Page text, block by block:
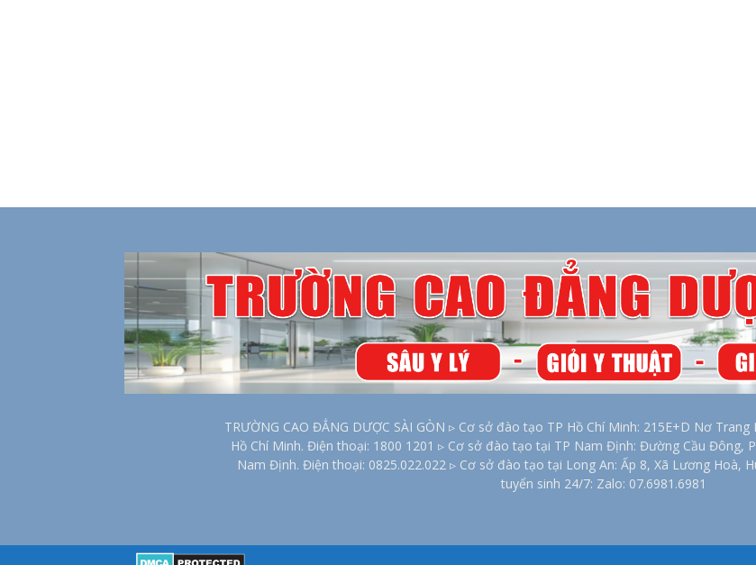
TRƯỜNG CAO ĐẲNG DƯỢC SÀI GÒN ▹ Cơ sở đào tạo TP Hồ Chí Minh: 215E+D Nơ
Hồ Chí Minh. Điện thoại: 1800 1201 ▹ Cơ sở đào tạo tại TP Nam Định: Đường Cầu Đông,
Nam Định. Điện thoại: 0825.022.022 ▹ Cơ sở đào tạo tại Long An: Ấp 8, Xã Lương Hoà,
tuyển sinh 24/7: Zalo: 07.6981.6981